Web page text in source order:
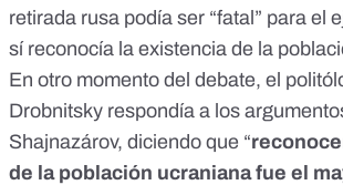
retirada rusa podía ser “fatal” para el
sí reconocía la existencia de la
En otro momento del debate, el
Drobnitsky respondía a los
Shajnazárov, diciendo que “
de la población ucraniana fue el